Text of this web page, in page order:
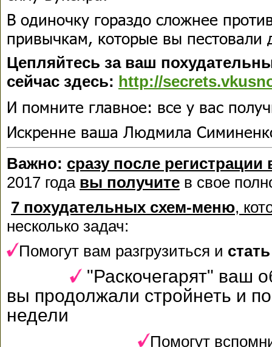
В одиночку гораздо сложнее
привычкам, которые вы пестовали
Цепляйтесь за ваш
сейчас здесь: http://
И помните главное: все у вас
Искренне ваша Людмила
Важно: сразу после
2017 года вы получите в свое
7 похудательных схем-меню,
несколько задач:
Помогут вам разгрузиться и
"Раскочегарят" ваш
вы продолжали стройнеть и
недели
Помогут